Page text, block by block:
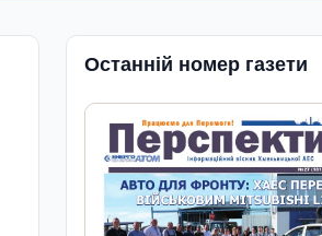
Останній номер газети